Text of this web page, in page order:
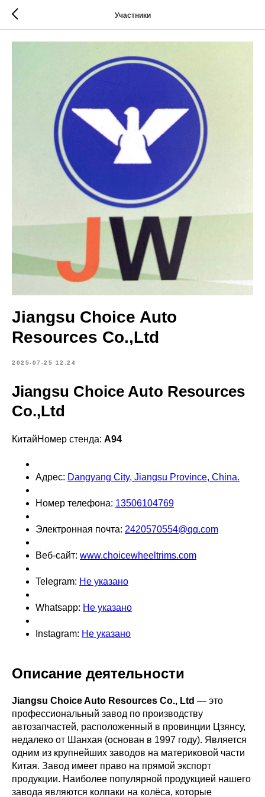
Участники
Jiangsu Choice Auto
Resources Co.,Ltd
2025-07-25 12:24
Jiangsu Choice Auto Resources
Co.,Ltd
КитайНомер стенда: A94
Адрес: Dangyang City, Jiangsu Province, China.
Номер телефона: 13506104769
Электронная почта: 2420570554@qq.com
Веб-сайт: www.choicewheeltrims.com
Telegram: Не указано
Whatsapp: Не указано
Instagram: Не указано
Описание деятельности
Jiangsu Choice Auto Resources Co., Ltd — это
профессиональный завод по производству
автозапчастей, расположенный в провинции Цзянсу,
недалеко от Шанхая (основан в 1997 году). Является
одним из крупнейших заводов на материковой части
Китая. Завод имеет право на прямой экспорт
продукции. Наиболее популярной продукцией нашего
завода являются колпаки на колёса, которые